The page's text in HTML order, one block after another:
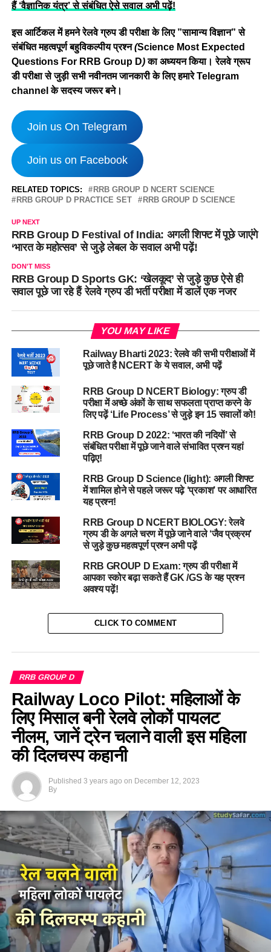
हैं ‘वैज्ञानिक यंत्र’ से संबंधित ऐसे सवाल अभी पढ़ें!
इस आर्टिकल में हमने रेलवे ग्रुप डी परीक्षा के लिए ”सामान्य विज्ञान” से
संबंधित महत्वपूर्ण बहुविकल्पीय प्रश्न(Science Most Expected
Questions For RRB Group D)का अध्ययन किया। रेलवे ग्रूप
डी परीक्षा से जुड़ी सभी नवीनतम जानकारी के लिए हमारे Telegram
channel के सदस्य जरूर बने।
Join us On Telegram
Join us on Facebook
RELATED TOPICS:
RRB GROUP D NCERT SCIENCE
RRB GROUP D PRACTICE SET
RRB GROUP D SCIENCE
UP NEXT
RRB Group D Festival of India: अगली शिफ्ट में पूछे जाएंगे
‘भारत के महोत्सव’ से जुड़े लेबल के सवाल अभी पढ़ें!
DON'T MISS
RRB Group D Sports GK: ‘खेलकूद’ से जुड़े कुछ ऐसे ही
सवाल पूछे जा रहे हैं रेलवे ग्रुप डी भर्ती परीक्षा में डालें एक नजर
YOU MAY LIKE
Railway Bharti 2023: रेलवे की सभी परीक्षाओं में
पूछे जाते है NCERT के ये सवाल, अभी पढ़ें
RRB Group D NCERT Biology: ग्रुप डी
परीक्षा में अच्छे अंकों के साथ सफलता प्राप्त करने के
लिए पढ़ें ‘Life Process’ से जुड़े इन 15 सवालों को!
RRB Group D 2022: ‘भारत की नदियों’ से
संबंधित परीक्षा में पूछे जाने वाले संभावित प्रश्न यहां
पढ़िए!
RRB Group D Science (light): अगली शिफ्ट
में शामिल होने से पहले जरूर पढ़े ‘प्रकाश’ पर आधारित
यह प्रश्न!
RRB Group D NCERT BIOLOGY: रेलवे
ग्रुप डी के अगले चरण में पूछे जाने वाले ‘जैव प्रक्रम’
से जुड़े कुछ महत्वपूर्ण प्रश्न अभी पढ़ें
RRB GROUP D Exam: ग्रुप डी परीक्षा में
आपका स्कोर बढ़ा सकते हैं GK /GS के यह प्रश्न
अवश्य पढ़ें!
CLICK TO COMMENT
RRB GROUP D
Railway Loco Pilot: महिलाओं के
लिए मिसाल बनी रेलवे लोकों पायलट
नीलम, जानें ट्रेन चलाने वाली इस महिला
की दिलचस्प कहानी
Published 3 years ago on December 12, 2023
By